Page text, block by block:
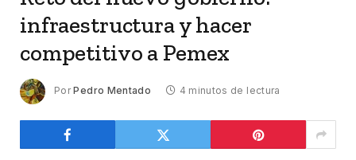
infraestructura y hacer
competitivo a Pemex
Por Pedro Mentado 4 minutos de lectura